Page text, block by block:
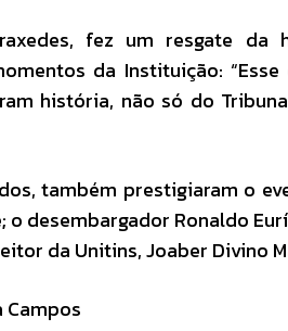
fez um resgate
da Instituição:
história, não só do
também prestigiaram o
desembargador Ronaldo
da Unitins, Joaber Divino
Campos